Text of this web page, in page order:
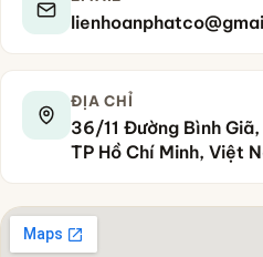
ĐỊA CHỈ
36/11 Đường Bình Giã,
TP Hồ Chí Minh, Việt